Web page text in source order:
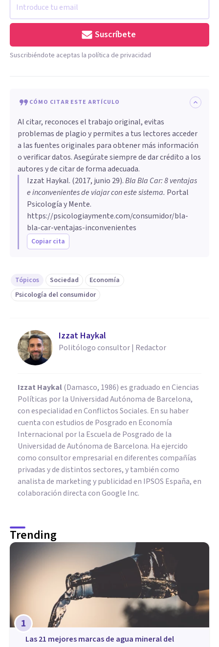
Suscríbete
Suscribiéndote aceptas la política de privacidad
CÓMO CITAR ESTE ARTÍCULO
Al citar, reconoces el trabajo original, evitas
problemas de plagio y permites a tus lectores acceder
a las fuentes originales para obtener más información
o verificar datos. Asegúrate siempre de dar crédito a los
autores y de citar de forma adecuada.
Izzat Haykal. (2017, junio 29).​Bla Bla Car: 8 ventajas
e inconvenientes de viajar con este sistema. Portal
Psicología y Mente.
https://psicologiaymente.com/consumidor/bla-
bla-car-ventajas-inconvenientes
Copiar cita
Tópicos Sociedad
Economía
Psicología del consumidor
Izzat Haykal
Politólogo consultor | Redactor
Izzat Haykal(Damasco, 1986) es graduado en Ciencias
Políticas por la Universidad Autónoma de Barcelona,
con especialidad en Conflictos Sociales. En su haber
cuenta con estudios de Posgrado en Economía
Internacional por la Escuela de Posgrado de la
Universidad de Autónoma de Barcelona. Ha ejercido
como consultor empresarial en diferentes compañías
privadas y de distintos sectores, y también como
analista de marketing y publicidad en IPSOS España, en
colaboración directa con Google Inc.
Trending
1
Las 21 mejores marcas de agua mineral del